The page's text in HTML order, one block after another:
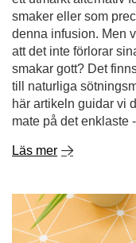
smaker eller som
denna infusion. Men
att det inte förlorar
smakar gott? Det
till naturliga
här artikeln guidar vi
mate på det enklaste
Läs mer